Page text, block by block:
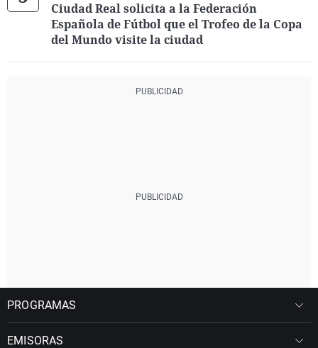
Ciudad Real solicita a la Federación
Española de Fútbol que el Trofeo de la Copa
del Mundo visite la ciudad
PROGRAMAS
EMISORAS